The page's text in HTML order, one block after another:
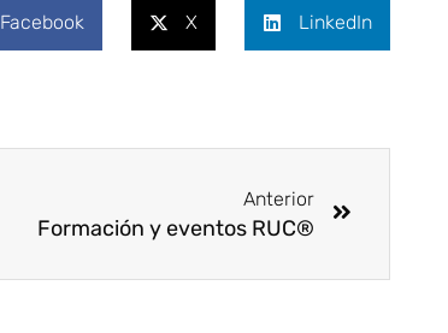
Facebook X LinkedIn
Anterior
Formación y eventos RUC®